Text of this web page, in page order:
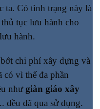
ta. Có tình trạng này là
tục lưu hành cho
hành.
chi phí xây dựng và
có vì thế đa phần
nhưgiàn giáo xây
đều đã qua sử dụng.